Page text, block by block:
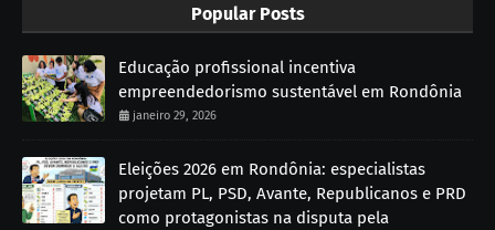
Popular Posts
Educação profissional incentiva
empreendedorismo sustentável em Rondônia
janeiro 29, 2026
Eleições 2026 em Rondônia: especialistas
projetam PL, PSD, Avante, Republicanos e PRD
como protagonistas na disputa pela